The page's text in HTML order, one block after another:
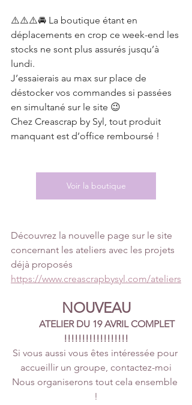
⚠️⚠️⚠️🚘 La boutique étant en
déplacements en crop ce week-end les
stocks ne sont plus assurés jusqu’à
lundi.
J’essaierais au max sur place de
déstocker vos commandes si passées
en simultané sur le site 😉
Chez Creascrap by Syl, tout produit
manquant est d’office remboursé !
Voir la boutique
Découvrez la nouvelle page sur le site
concernant les ateliers avec les projets
déjà proposés
https://www.creascrapbysyl.com/ateliers
NOUVEAU
ATELIER DU 19 AVRIL COMPLET
!!!!!!!!!!!!!!!!!!
Si vous aussi vous êtes intéressée pour
accueillir un groupe, contactez-moi
Nous organiserons tout cela ensemble
!